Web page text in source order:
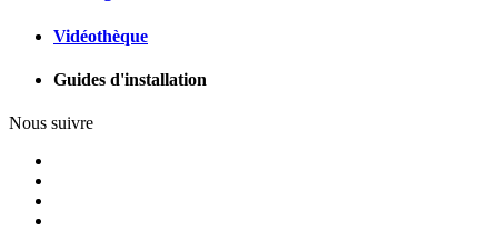
Vidéothèque
Guides d'installation
Nous suivre